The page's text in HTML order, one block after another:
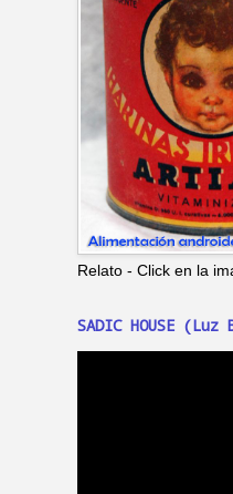
Relato - Click en la
SADIC HOUSE (Luz